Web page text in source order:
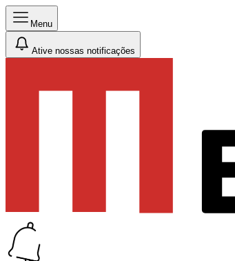
Menu
Ative nossas notificações